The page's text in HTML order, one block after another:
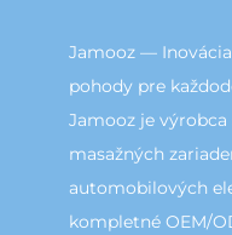
Jamooz —
pohody pre
Jamooz je
masažných
automobilových
kompletné OEM/